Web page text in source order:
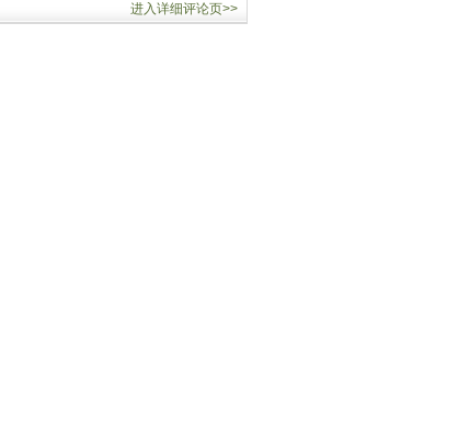
进入详细评论页>>